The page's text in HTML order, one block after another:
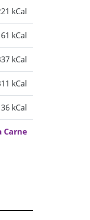
kCal
kCal
kCal
kCal
kCal
Carne